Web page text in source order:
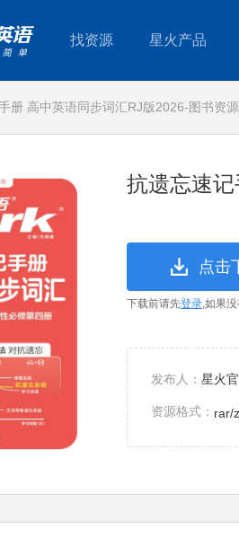
找资源 星火产品
册 高中英语同步词汇RJ版2026-图书资
抗遗忘速
点击
下载前请先登录,如果
发布人： 星火
资源格式： rar/